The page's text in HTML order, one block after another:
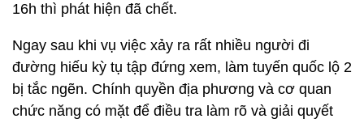
16h thì phát hiện đã chết.
Ngay sau khi vụ việc xảy ra rất nhiều người đi
đường hiếu kỳ tụ tập đứng xem, làm tuyến quốc lộ 2
bị tắc ngẽn. Chính quyền địa phương và cơ quan
chức năng có mặt để điều tra làm rõ và giải quyết